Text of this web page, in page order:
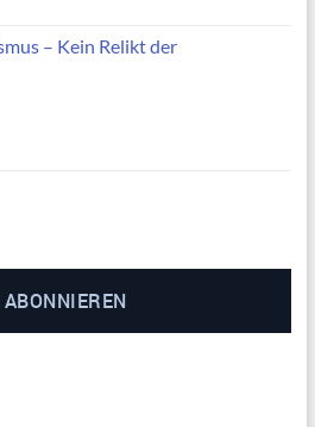
– Kein Relikt der